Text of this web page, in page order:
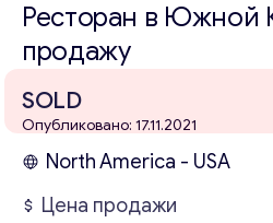
Ресторан в Южной
продажу
SOLD
Опубликовано: 17.11.2021
North America - USA
Цена продажи